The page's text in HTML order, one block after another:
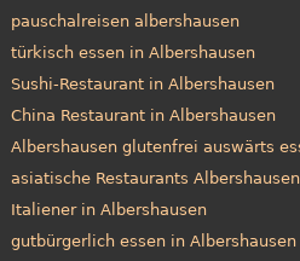
pauschalreisen albershausen
türkisch essen in Albershausen
Sushi-Restaurant in Albershausen
China Restaurant in Albershausen
Albershausen glutenfrei auswärts
asiatische Restaurants Albershausen
Italiener in Albershausen
gutbürgerlich essen in Albershausen